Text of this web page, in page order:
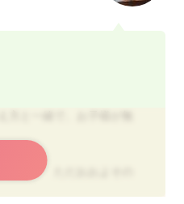
ます。 ただおおよその